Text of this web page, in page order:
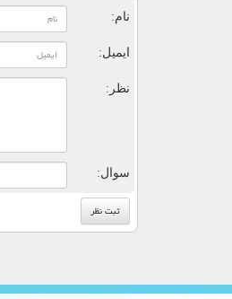
نام:
ایمیل:
نظر:
سوال: